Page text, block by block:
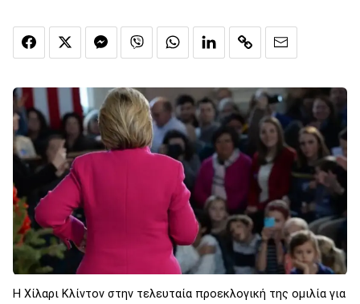
Η Χίλαρι Κλίντον στην τελευταία προεκλογική της ομιλία για